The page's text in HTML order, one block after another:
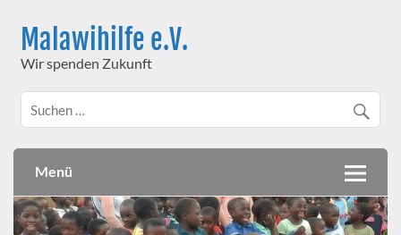
contentMalawihilfe e.V.
Wir spenden Zukunft
Menü